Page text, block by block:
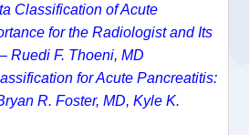
Classification of Acute
for the Radiologist and Its
Ruedi F. Thoeni, MD
for Acute Pancreatitis:
R. Foster, MD,Kyle K.